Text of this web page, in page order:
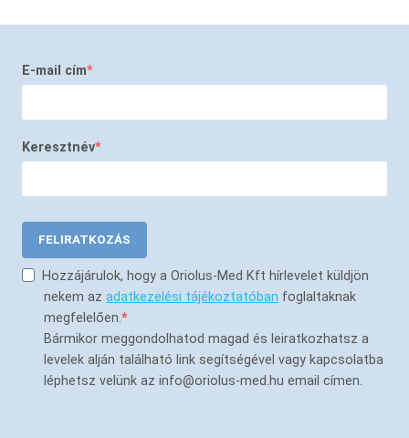
E-mail cím
Keresztnév
FELIRATKOZÁS
Hozzájárulok, hogy a Oriolus-Med Kft hírlevelet küldjön
nekem az adatkezelési tájékoztatóban foglaltaknak
megfelelően.
Bármikor meggondolhatod magad és leiratkozhatsz a
levelek alján található link segítségével vagy kapcsolatba
léphetsz velünk az info@oriolus-med.hu email címen.